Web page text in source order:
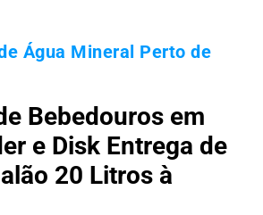
Água Mineral Perto de
Bebedouros em
e Disk Entrega de
20 Litros à